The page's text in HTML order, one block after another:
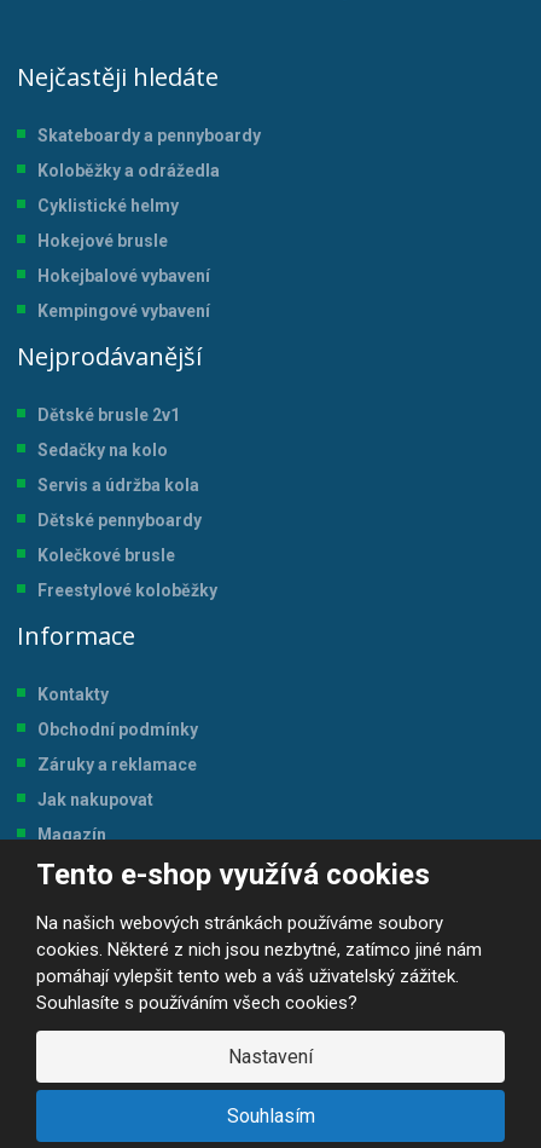
Tento e-shop využívá cookies
Na našich webových stránkách používáme soubory
cookies. Některé z nich jsou nezbytné, zatímco jiné nám
pomáhají vylepšit tento web a váš uživatelský zážitek.
Souhlasíte s používáním všech cookies?
Nastavení
Souhlasím
Nejčastěji hledáte
Skateboardy a pennyboardy
Koloběžky a odrážedla
Cyklistické helmy
Hokejové brusle
Hokejbalové vybavení
Kempingové vybavení
Nejprodávanější
Dětské brusle 2v1
Sedačky na kolo
Servis a údržba kola
Dětské pennyboardy
Kolečkové brusle
Freestylové koloběžky
Informace
Kontakty
Obchodní podmínky
Záruky a reklamace
Jak nakupovat
Magazín
Tabulka velikostí
© 2026, JP-SPORT.CZ SPORTOVNÍ POTŘEBY
Prohlášení o přístupnosti |Mapa stránek ||GDPR
VYROBILA
R